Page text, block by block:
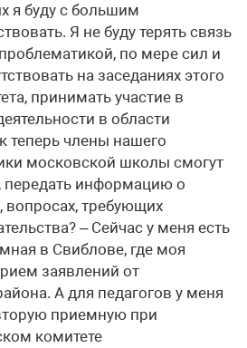
я буду с большим
Я не буду терять связь
по мере сил и
на заседаниях этого
принимать участие в
в области
теперь члены нашего
московской школы смогут
передать информацию о
вопросах, требующих
– Сейчас у меня есть
в Свиблове, где моя
заявлений от
А для педагогов у меня
приемную при
комитете